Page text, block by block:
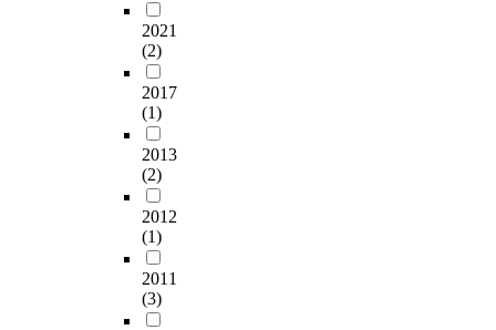
2021
(2)
2017
(1)
2013
(2)
2012
(1)
2011
(3)